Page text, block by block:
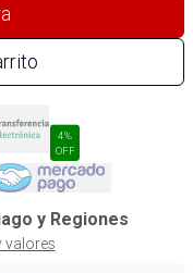
4%
OFF
y Regiones
valores